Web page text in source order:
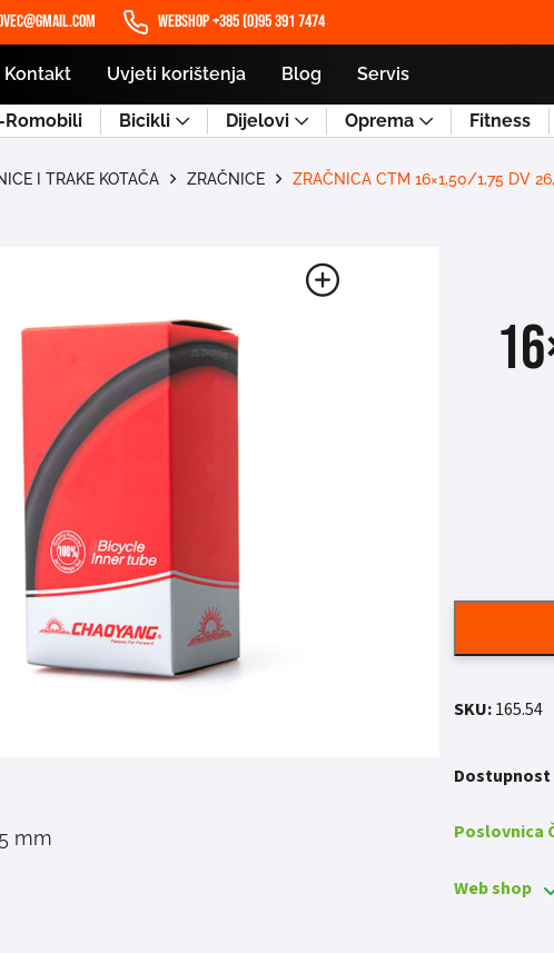
WEBSHOP +385 (0)95 391 7474
Kontakt Uvjeti korištenja Blog Servis
Romobili Bicikli Dijelovi Oprema Fitness
I TRAKE KOTAČA ZRAČNICE ZRAČNICA CTM 16×1,50/1,75 DV
mm
SKU:165.54
Dostupnost
Poslovnica
Web shop